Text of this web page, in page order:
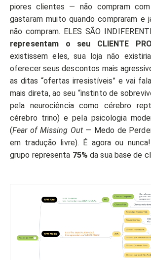
piores clientes — não compram com
gastaram muito quando compraram e
não compram. ELES SÃO
representam o seu CLIENTE
existissem eles, sua loja não
oferecer seus descontos mais
as ditas “ofertas irresistíveis” e vai
mais direta, ao seu “instinto de
pela neurociência como cérebro
cérebro trino) e pela psicologia
(Fear of Missing Out— Medo de
em tradução livre). É agora ou
grupo representa 75% da sua base de